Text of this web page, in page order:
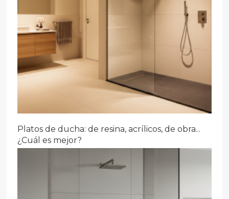
Platos de ducha: de resina, acrílicos, de obra...
¿Cuál es mejor?